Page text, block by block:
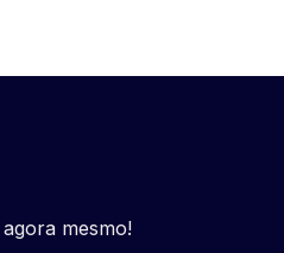
mesmo!